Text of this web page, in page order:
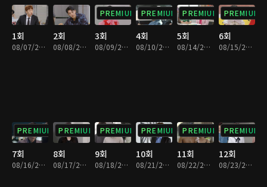
1회
08/07/2023 • 36분
2회
08/08/2023 • 36분
PREMIUM
3회
08/09/2023 • 35분
PREMIUM
4회
08/10/2023 • 36분
PREMIUM
5회
08/14/2023 • 36분
PREMIUM
6회
08/15/2023 • 35분
PREMIUM
7회
08/16/2023 • 35분
PREMIUM
8회
08/17/2023 • 34분
PREMIUM
9회
08/18/2023 • 34분
PREMIUM
10회
08/21/2023 • 33분
PREMIUM
11회
08/22/2023 • 32분
PREMIUM
12회
08/23/2023 • 34분